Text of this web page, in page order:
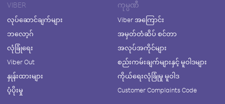
VIBER
လုပ်ဆောင်ချက်များ
ဘလော့ဂ်
လုံခြုံရေး
Viber Out
နှုန်းထားများ
ပံ့ပိုးမှု
ကုမ္ပဏီ
Viber အကြောင်း
အမှတ်တံဆိပ် စင်တာ
အလုပ်အကိုင်များ
စည်းကမ်းချက်များနှင့် မူဝါဒများ
ကိုယ်ရေးလုံခြုံမှု မူဝါဒ
Customer Complaints Code